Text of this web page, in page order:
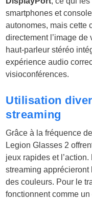
smartphones et
autonomes, mais cette
directement l’image de
haut-parleur stéréo
expérience audio
visioconférences.
Utilisation
streaming
Grâce à la fréquence
Legion Glasses 2
jeux rapides et
streaming
des couleurs. Pour le
fonctionnent comme